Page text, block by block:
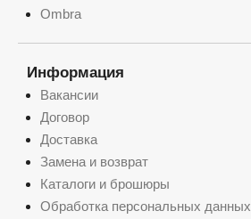
Ombra
Информация
Вакансии
Договор
Доставка
Замена и возврат
Каталоги и брошюры
Обработка персональных данных